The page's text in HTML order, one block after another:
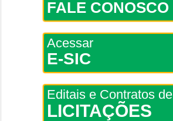
FALE CONOSCO
Acessar
E-SIC
Editais e Contratos de
LICITAÇÕES